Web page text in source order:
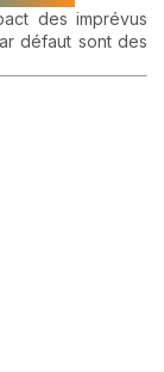
des imprévus
défaut sont des